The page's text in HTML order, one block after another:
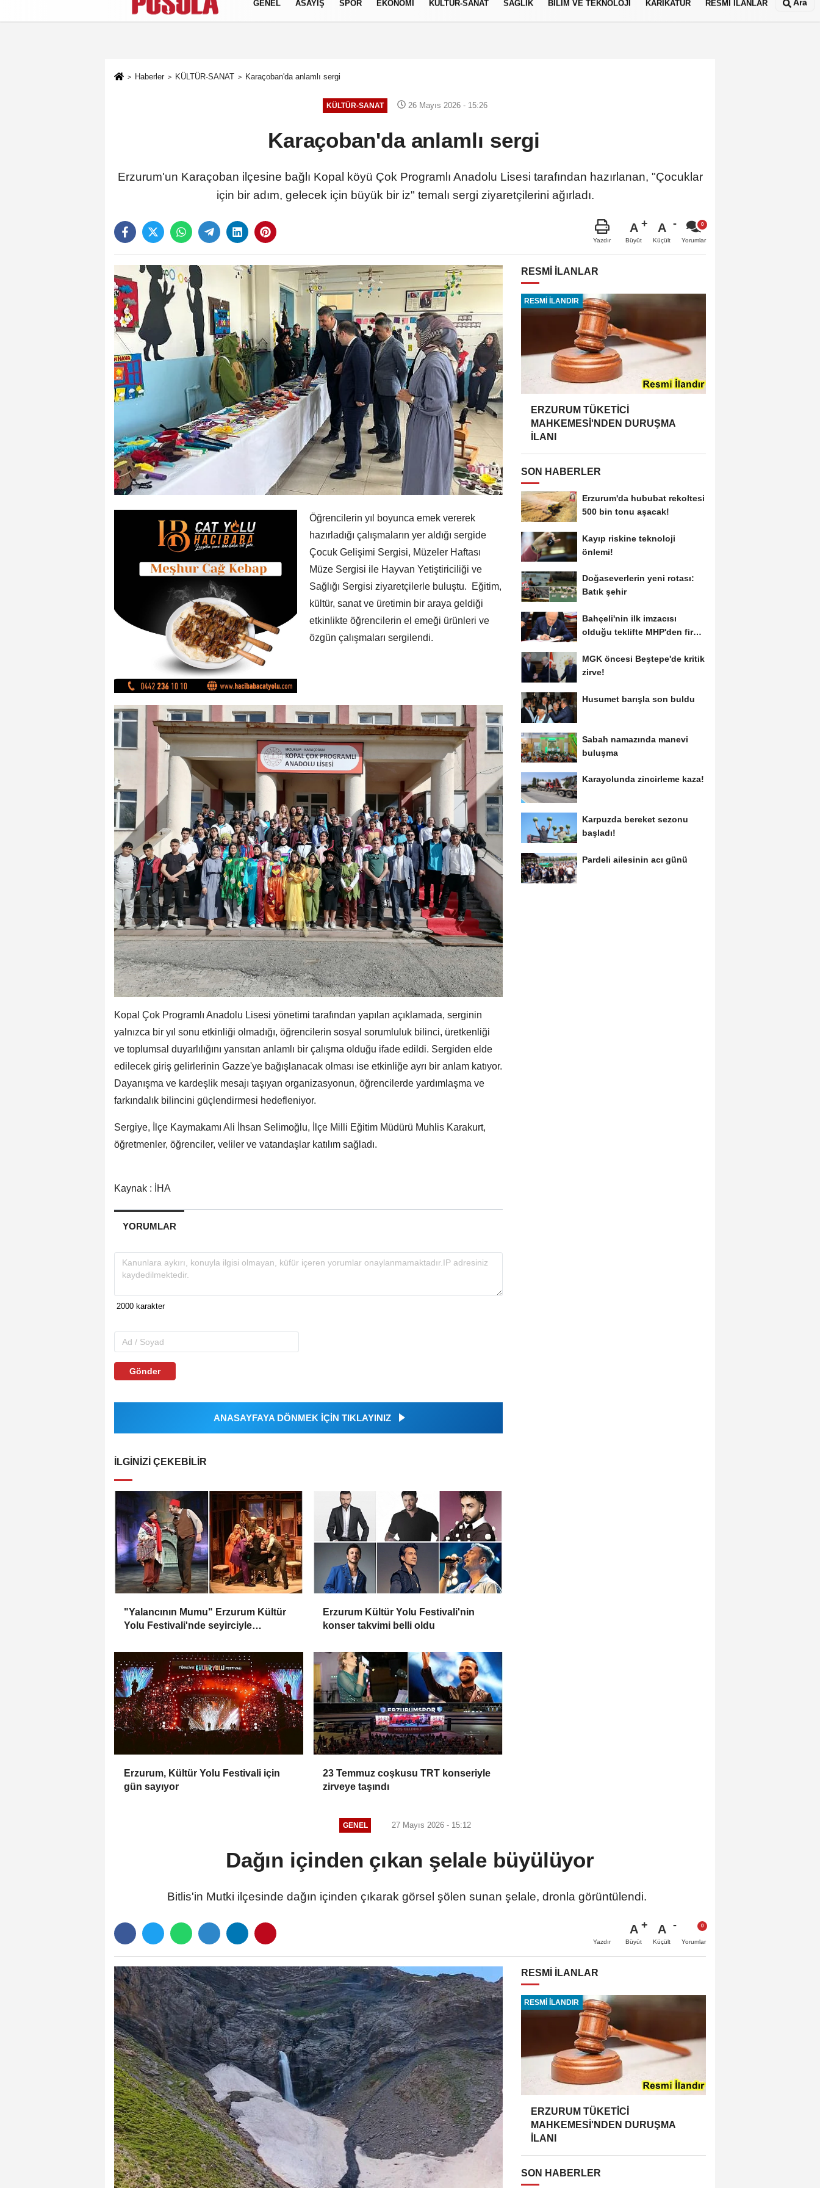
Künye İletişim Gizlilik Politikası
GENEL ASAYİŞ SPOR EKONOMİ KÜLTÜR-SANAT SAĞLIK BİLİM VE TEKNOLOJİ KARİKATÜR RESMİ İLANLAR Ara
Haberler KÜLTÜR-SANAT Karaçoban'da anlamlı sergi
KÜLTÜR-SANAT 26 Mayıs 2026 - 15:26
Karaçoban'da anlamlı sergi
Erzurum'un Karaçoban ilçesine bağlı Kopal köyü Çok Programlı Anadolu Lisesi tarafından hazırlanan, "Çocuklar
için bir adım, gelecek için büyük bir iz" temalı sergi ziyaretçilerini ağırladı.
Yazdır
A
Büyüt
A
Küçült Yorumlar
Öğrencilerin yıl boyunca emek vererek
hazırladığı çalışmaların yer aldığı sergide
Çocuk Gelişimi Sergisi, Müzeler Haftası
Müze Sergisi ile Hayvan Yetiştiriciliği ve
Sağlığı Sergisi ziyaretçilerle buluştu. Eğitim,
kültür, sanat ve üretimin bir araya geldiği
etkinlikte öğrencilerin el emeği ürünleri ve
özgün çalışmaları sergilendi.
Kopal Çok Programlı Anadolu Lisesi yönetimi tarafından yapılan açıklamada, serginin
yalnızca bir yıl sonu etkinliği olmadığı, öğrencilerin sosyal sorumluluk bilinci, üretkenliği
ve toplumsal duyarlılığını yansıtan anlamlı bir çalışma olduğu ifade edildi. Sergiden elde
edilecek giriş gelirlerinin Gazze'ye bağışlanacak olması ise etkinliğe ayrı bir anlam katıyor.
Dayanışma ve kardeşlik mesajı taşıyan organizasyonun, öğrencilerde yardımlaşma ve
farkındalık bilincini güçlendirmesi hedefleniyor.
Sergiye, İlçe Kaymakamı Ali İhsan Selimoğlu, İlçe Milli Eğitim Müdürü Muhlis Karakurt,
öğretmenler, öğrenciler, veliler ve vatandaşlar katılım sağladı.
Kaynak : İHA
YORUMLAR
Gönder
ANASAYFAYA DÖNMEK İÇİN TIKLAYINIZ
İLGINIZI ÇEKEBILIR
"Yalancının Mumu" Erzurum Kültür
Yolu Festivali'nde seyirciyle
Erzurum Kültür Yolu Festivali'nin
konser takvimi belli oldu
Erzurum, Kültür Yolu Festivali için
gün sayıyor
23 Temmuz coşkusu TRT konseriyle
zirveye taşındı
RESMİ İLANLAR
RESMİ İLANDIR
ERZURUM TÜKETİCİ
MAHKEMESİ'NDEN DURUŞMA
İLANI
SON HABERLER
Erzurum'da hububat rekoltesi
500 bin tonu aşacak!
Kayıp riskine teknoloji
önlemi!
Doğaseverlerin yeni rotası:
Batık şehir
Bahçeli'nin ilk imzacısı
olduğu teklifte MHP'den fire
MGK öncesi Beştepe'de kritik
zirve!
Husumet barışla son buldu
Sabah namazında manevi
buluşma
Karayolunda zincirleme kaza!
Karpuzda bereket sezonu
başladı!
Pardeli ailesinin acı günü
GENEL 27 Mayıs 2026 - 15:12
Dağın içinden çıkan şelale büyülüyor
Bitlis'in Mutki ilçesinde dağın içinden çıkarak görsel şölen sunan şelale, dronla görüntülendi.
Yazdır
A
Büyüt
A
Küçült Yorumlar
RESMİ İLANLAR
RESMİ İLANDIR
ERZURUM TÜKETİCİ
MAHKEMESİ'NDEN DURUŞMA
İLANI
SON HABERLER